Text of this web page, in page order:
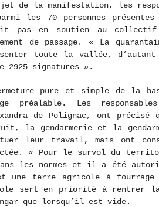
de la manifestation, les
les 70 personnes
pas en soutien au
de passage. « La
toute la vallée,
2925 signatures ».
pure et simple de la
préalable. Les
de Polignac, ont
la gendarmerie et la
leur travail, mais ont
« Pour le survol du
les normes et il a été
une terre agricole à fourrage
sert en priorité à rentrer la
que lorsqu’il est vide.